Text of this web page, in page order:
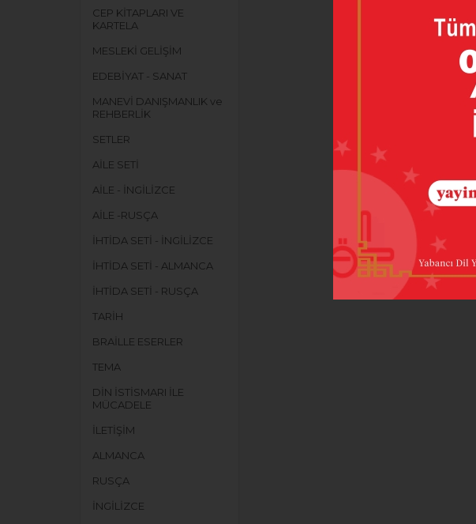
CEP KİTAPLARI VE
KARTELA
MESLEKİ GELİŞİM
EDEBİYAT - SANAT
MANEVİ DANIŞMANLIK ve
REHBERLİK
SETLER
AİLE SETİ
AİLE - İNGİLİZCE
AİLE -RUSÇA
İHTİDA SETİ - İNGİLİZCE
İHTİDA SETİ - ALMANCA
İHTİDA SETİ - RUSÇA
TARİH
BRAİLLE ESERLER
TEMA
DİN İSTİSMARI İLE
MÜCADELE
İLETİŞİM
ALMANCA
RUSÇA
İNGİLİZCE